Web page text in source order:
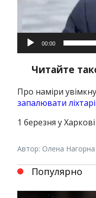
00:00
Читайте
Про наміри
запалювати
1 березня у Харкові
Автор: Олена Нагорна
Популярно